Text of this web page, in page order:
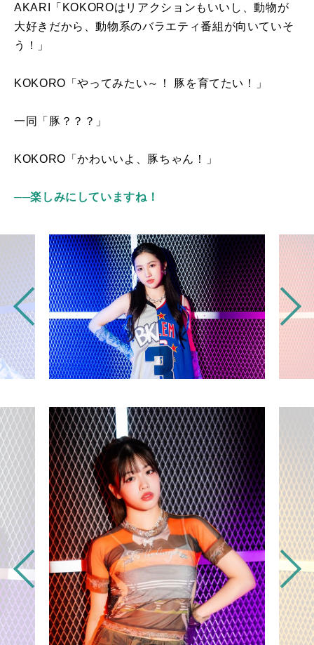
AKARI「 KOKOROはリアクションもいいし、動物が
大好きだから、動物系のバラエティ番組が向いていそ
う！」
KOKORO「やってみたい～！ 豚を育てたい！」
一同「豚？？？」
KOKORO「かわいいよ、豚ちゃん！」
──楽しみにしていますね！